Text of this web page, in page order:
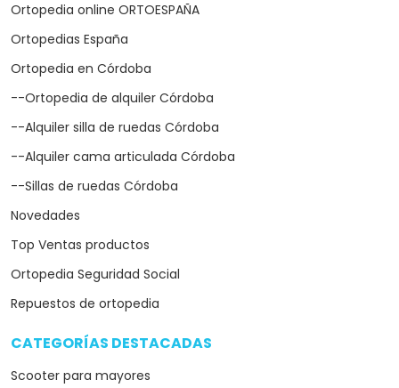
Ortopedia online ORTOESPAÑA
Ortopedias España
Ortopedia en Córdoba
--Ortopedia de alquiler Córdoba
--Alquiler silla de ruedas Córdoba
--Alquiler cama articulada Córdoba
--Sillas de ruedas Córdoba
Novedades
Top Ventas productos
Ortopedia Seguridad Social
Repuestos de ortopedia
CATEGORÍAS DESTACADAS
Scooter para mayores